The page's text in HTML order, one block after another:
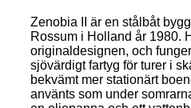
Zenobia II är en stålbåt
Rossum i Holland år 1980.
originaldesignen, och
sjövärdigt fartyg för turer i
bekvämt mer stationärt
använts som under